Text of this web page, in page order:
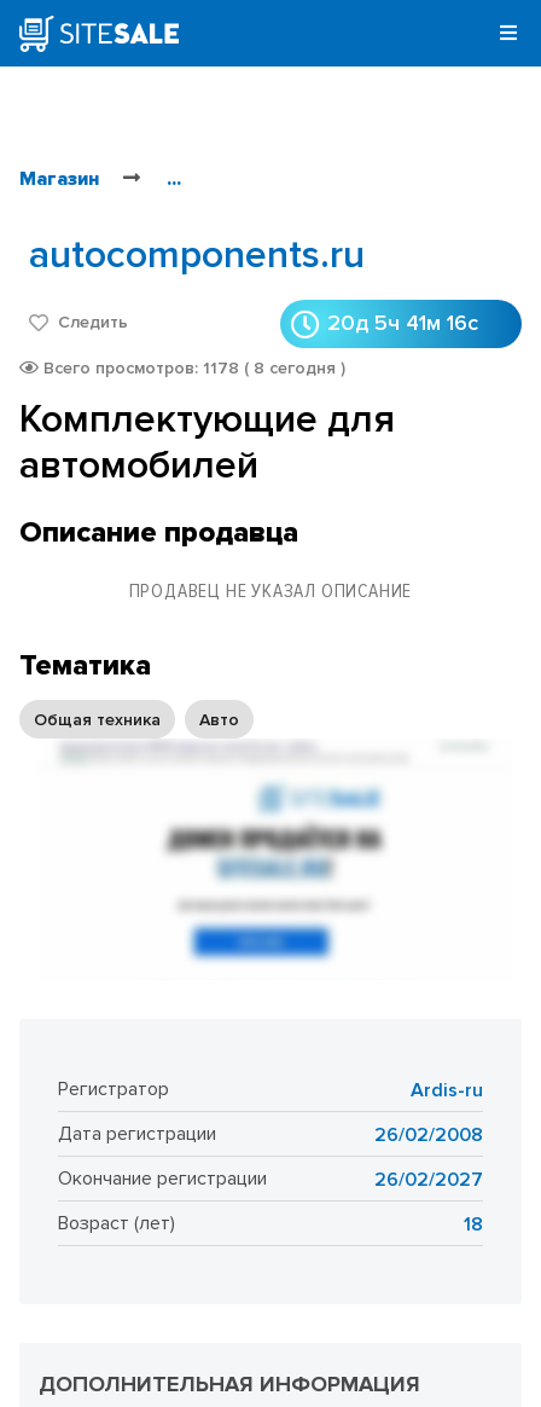
Магазин ...
autocomponents.ru
Следить 20д 5ч 41м 16с
Всего просмотров: 1178 ( 8 сегодня )
Комплектующие для
автомобилей
Описание продавца
ПРОДАВЕЦ НЕ УКАЗАЛ ОПИСАНИЕ
Тематика
Общая техника Авто
Регистратор
Ardis-ru
Дата регистрации
26/02/2008
Окончание регистрации
26/02/2027
Возраст (лет)
18
ДОПОЛНИТЕЛЬНАЯ ИНФОРМАЦИЯ